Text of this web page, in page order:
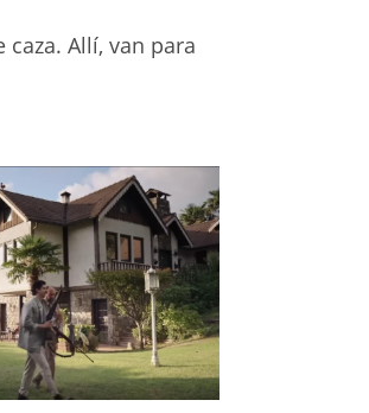
Allí, van para